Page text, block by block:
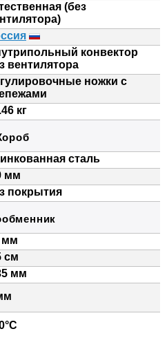
(без
конвектор
вентилятора
ножки с
кг
сталь
мм
покрытия
мм
см
мм